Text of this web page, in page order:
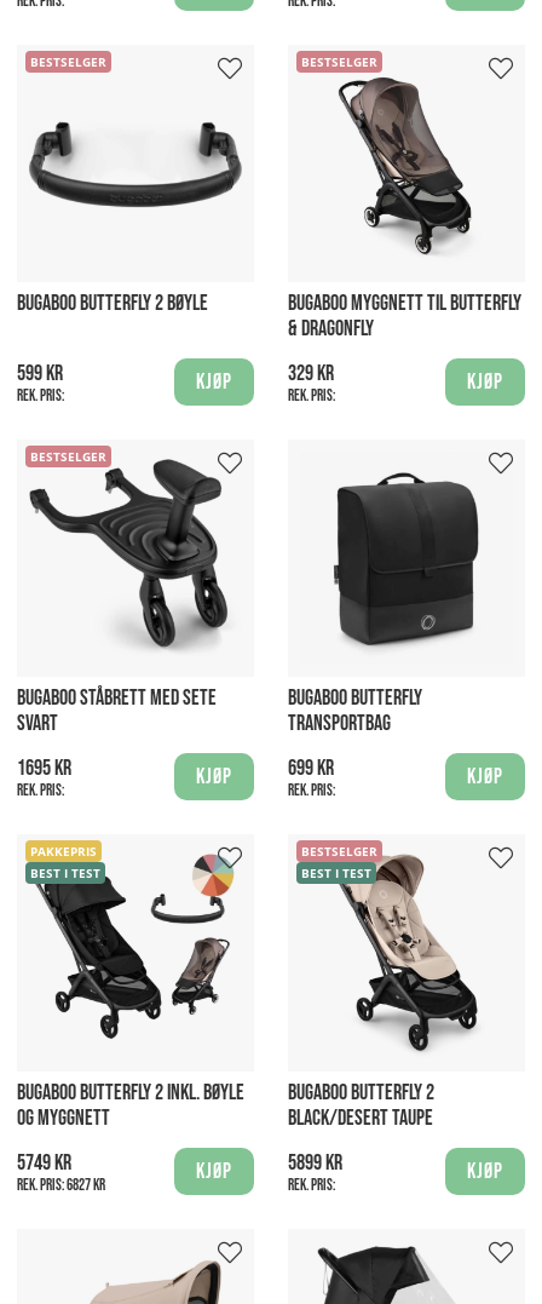
BESTSELGER
BUGABOO BUTTERFLY 2 BØYLE
599 kr
Rek. pris:
Kjøp
BESTSELGER
BUGABOO MYGGNETT TIL BUTTERFLY
& DRAGONFLY
329 kr
Rek. pris:
Kjøp
BESTSELGER
BUGABOO STÅBRETT MED SETE
SVART
1695 kr
Rek. pris:
Kjøp
BUGABOO BUTTERFLY
TRANSPORTBAG
699 kr
Rek. pris:
Kjøp
PAKKEPRIS
BEST I TEST
BUGABOO BUTTERFLY 2 INKL. BØYLE
OG MYGGNETT
5749 kr
Rek. pris:6827 kr
Kjøp
BESTSELGER
BEST I TEST
BUGABOO BUTTERFLY 2
BLACK/DESERT TAUPE
5899 kr
Rek. pris:
Kjøp